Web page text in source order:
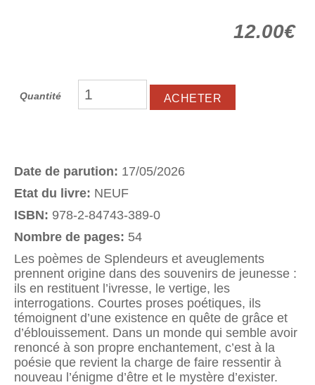
12.00€
Quantité
Date de parution: 17/05/2026
Etat du livre: NEUF
ISBN: 978-2-84743-389-0
Nombre de pages: 54
Les poèmes de Splendeurs et aveuglements
prennent origine dans des souvenirs de jeunesse :
ils en restituent l’ivresse, le vertige, les
interrogations. Courtes proses poétiques, ils
témoignent d’une existence en quête de grâce et
d’éblouissement. Dans un monde qui semble avoir
renoncé à son propre enchantement, c’est à la
poésie que revient la charge de faire ressentir à
nouveau l’énigme d’être et le mystère d’exister.